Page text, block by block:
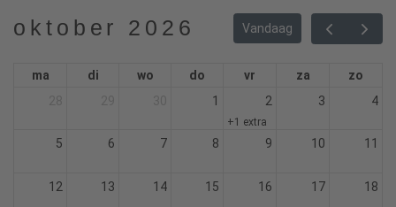
oktober 2026 Vandaag
ma di wo do vr za
zo
1 2
+1 extra
3 4
5 6 7 8 9 10 11
12 13 14 15 16 17 18